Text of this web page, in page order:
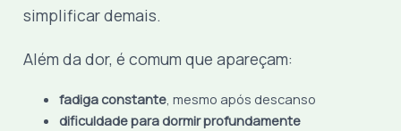
simplificar demais.
Além da dor, é comum que apareçam:
fadiga constante, mesmo após descanso
dificuldade para dormir profundamente